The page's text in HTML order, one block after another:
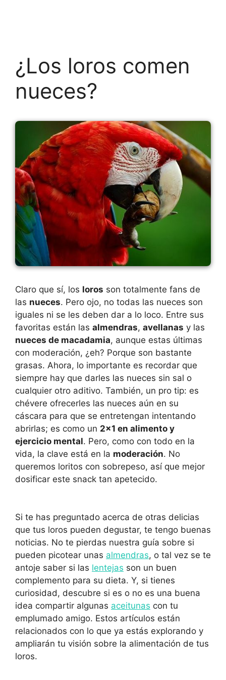
¿Los loros comen
nueces?
Claro que sí, los loros son totalmente fans de
las nueces. Pero ojo, no todas las nueces son
iguales ni se les deben dar a lo loco. Entre sus
favoritas están las almendras, avellanas y las
nueces de macadamia, aunque estas últimas
con moderación, ¿eh? Porque son bastante
grasas. Ahora, lo importante es recordar que
siempre hay que darles las nueces sin sal o
cualquier otro aditivo. También, un pro tip: es
chévere ofrecerles las nueces aún en su
cáscara para que se entretengan intentando
abrirlas; es como un 2×1 en alimento y
ejercicio mental. Pero, como con todo en la
vida, la clave está en la moderación. No
queremos loritos con sobrepeso, así que mejor
dosificar este snack tan apetecido.
Si te has preguntado acerca de otras delicias
que tus loros pueden degustar, te tengo buenas
noticias. No te pierdas nuestra guía sobre si
pueden picotear unas almendras, o tal vez se te
antoje saber si las lentejas son un buen
complemento para su dieta. Y, si tienes
curiosidad, descubre si es o no es una buena
idea compartir algunas aceitunas con tu
emplumado amigo. Estos artículos están
relacionados con lo que ya estás explorando y
ampliarán tu visión sobre la alimentación de tus
loros.